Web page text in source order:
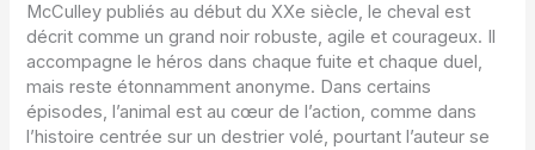
McCulley publiés au début du XXe siècle, le cheval est
décrit comme un grand noir robuste, agile et courageux. Il
accompagne le héros dans chaque fuite et chaque duel,
mais reste étonnamment anonyme. Dans certains
épisodes, l’animal est au cœur de l’action, comme dans
l’histoire centrée sur un destrier volé, pourtant l’auteur se